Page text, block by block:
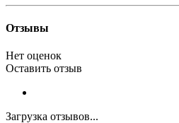
Отзывы
Нет оценок
Оставить отзыв
Загрузка отзывов...